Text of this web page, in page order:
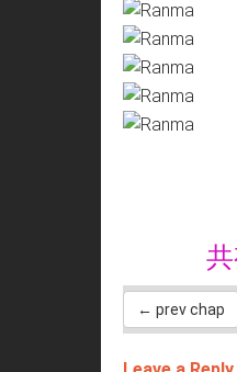
← prev chap